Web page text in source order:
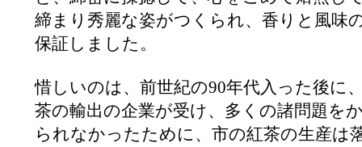
締まり秀麗な姿がつくられ、香りと風味
保証しました。
惜しいのは、前世紀の90年代入った後に
茶の輸出の企業が受け、多くの諸問題を
られなかったために、市の紅茶の生産は